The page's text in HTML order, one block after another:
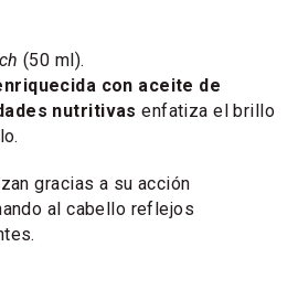
(50 ml).
con aceite de
nutritivas enfatiza el brillo
gracias a su acción
al cabello reflejos